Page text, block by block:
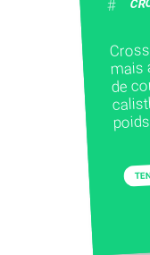
#
mais
de